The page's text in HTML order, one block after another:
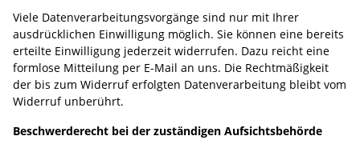
Viele Datenverarbeitungsvorgänge sind nur mit Ihrer
ausdrücklichen Einwilligung möglich. Sie können eine bereits
erteilte Einwilligung jederzeit widerrufen. Dazu reicht eine
formlose Mitteilung per E-Mail an uns. Die Rechtmäßigkeit
der bis zum Widerruf erfolgten Datenverarbeitung bleibt vom
Widerruf unberührt.
Beschwerderecht bei der zuständigen Aufsichtsbehörde